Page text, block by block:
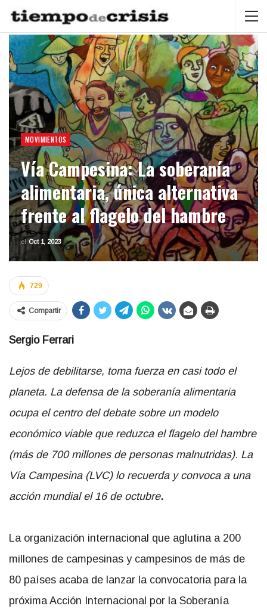
MOVIMIENTOS
Vía Campesina: La soberanía
alimentaria, única alternativa
frente al flagelo del hambre
el Oct 1, 2023
729
Compartir
Sergio Ferrari
Lejos de debilitarse, toma fuerza en casi todo el
planeta. La defensa de la soberanía alimentaria
ocupa el centro del debate sobre un modelo
económico viable que reduzca el flagelo del hambre
(más de 700 millones de personas malnutridas). La
Vía Campesina (LVC) lo recuerda y convoca a una
acción mundial el 16 de octubre.
La organización internacional que aglutina a 200
millones de campesinas y campesinos de más de
80 países acaba de lanzar la convocatoria para la
próxima Acción Internacional por la Soberanía